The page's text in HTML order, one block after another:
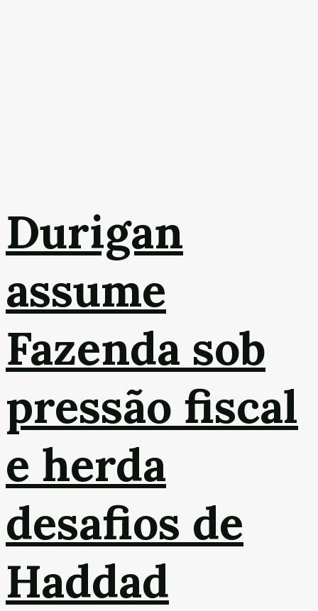
Durigan
assume
Fazenda sob
pressão fiscal
e herda
desafios de
Haddad